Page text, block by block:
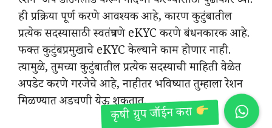
ही प्रक्रिया पूर्ण करणे आवश्यक आहे, कारण कुटुंबातील
प्रत्येक सदस्यासाठी स्वतंत्रपणे eKYC करणे बंधनकारक आहे.
फक्त कुटुंबप्रमुखाचे eKYC केल्याने काम होणार नाही.
त्यामुळे, तुमच्या कुटुंबातील प्रत्येक सदस्याची माहिती वेळेत
अपडेट करणे गरजेचे आहे, नाहीतर भविष्यात तुम्हाला रेशन
मिळण्यात अडचणी येऊ शकतात.